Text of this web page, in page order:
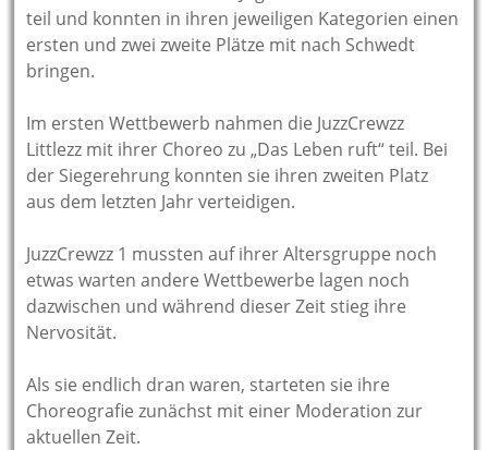
teil und konnten in ihren jeweiligen Kategorien einen
ersten und zwei zweite Plätze mit nach Schwedt
bringen.
Im ersten Wettbewerb nahmen die JuzzCrewzz
Littlezz mit ihrer Choreo zu „Das Leben ruft“ teil. Bei
der Siegerehrung konnten sie ihren zweiten Platz
aus dem letzten Jahr verteidigen.
JuzzCrewzz 1 mussten auf ihrer Altersgruppe noch
etwas warten andere Wettbewerbe lagen noch
dazwischen und während dieser Zeit stieg ihre
Nervosität.
Als sie endlich dran waren, starteten sie ihre
Choreografie zunächst mit einer Moderation zur
aktuellen Zeit.